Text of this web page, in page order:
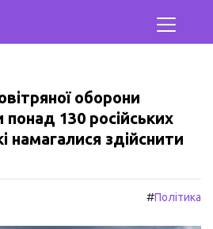
оборони
130 російських
намагалися здійснити
#Політика